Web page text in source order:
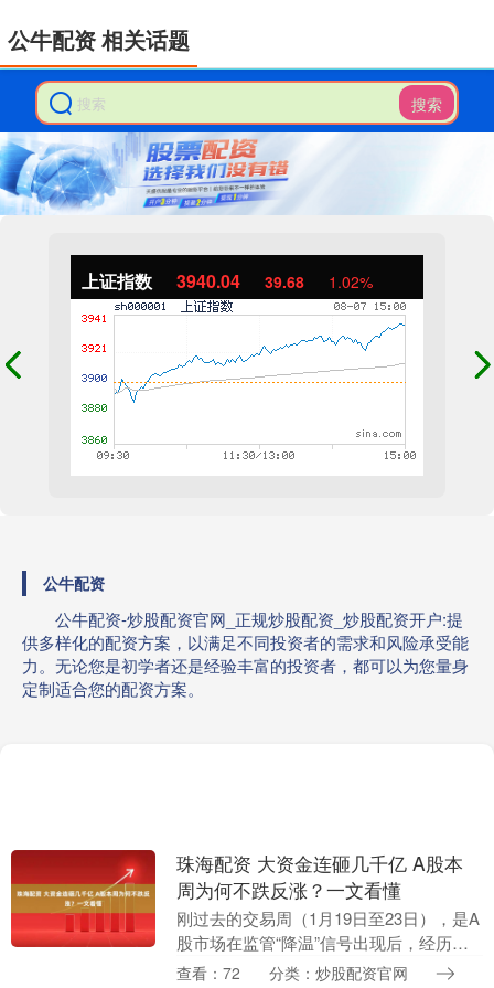
搜索
上证指数 3940.04 39.68 1.02%
公牛配资
公牛配资-炒股配资官网_正规炒股配资_炒股配资开户:提
供多样化的配资方案，以满足不同投资者的需求和风险承受能
力。无论您是初学者还是经验丰富的投资者，都可以为您量身
定制适合您的配资方案。
公牛配资 相关话题
珠海配资 大资金连砸几千亿 A股本
周为何不跌反涨？一文看懂
刚过去的交易周（1月19日至23日），是A
股市场在监管“降温”信号出现后，经历的
首个完整交易周。 周一、周二，许多股民
查看：72 分类：炒股配资官网